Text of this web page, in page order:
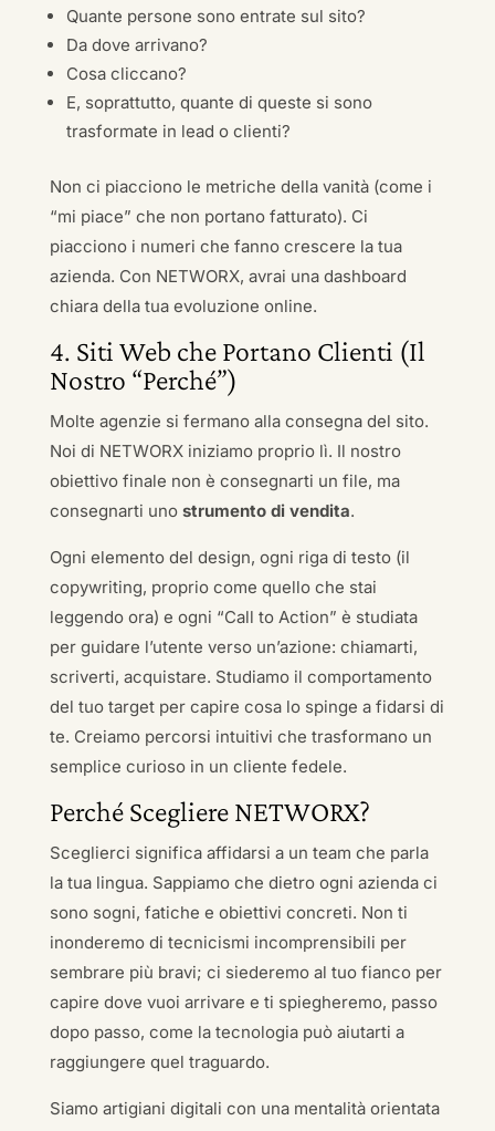
Quante persone sono entrate sul sito?
Da dove arrivano?
Cosa cliccano?
E, soprattutto, quante di queste si sono
trasformate in lead o clienti?
Non ci piacciono le metriche della vanità (come i
“mi piace” che non portano fatturato). Ci
piacciono i numeri che fanno crescere la tua
azienda. Con NETWORX, avrai una dashboard
chiara della tua evoluzione online.
4. Siti Web che Portano Clienti (Il
Nostro “Perché”)
Molte agenzie si fermano alla consegna del sito.
Noi di NETWORX iniziamo proprio lì. Il nostro
obiettivo finale non è consegnarti un file, ma
consegnarti uno strumento di vendita.
Ogni elemento del design, ogni riga di testo (il
copywriting, proprio come quello che stai
leggendo ora) e ogni “Call to Action” è studiata
per guidare l’utente verso un’azione: chiamarti,
scriverti, acquistare. Studiamo il comportamento
del tuo target per capire cosa lo spinge a fidarsi di
te. Creiamo percorsi intuitivi che trasformano un
semplice curioso in un cliente fedele.
Perché Scegliere NETWORX?
Sceglierci significa affidarsi a un team che parla
la tua lingua. Sappiamo che dietro ogni azienda ci
sono sogni, fatiche e obiettivi concreti. Non ti
inonderemo di tecnicismi incomprensibili per
sembrare più bravi; ci siederemo al tuo fianco per
capire dove vuoi arrivare e ti spiegheremo, passo
dopo passo, come la tecnologia può aiutarti a
raggiungere quel traguardo.
Siamo artigiani digitali con una mentalità orientata